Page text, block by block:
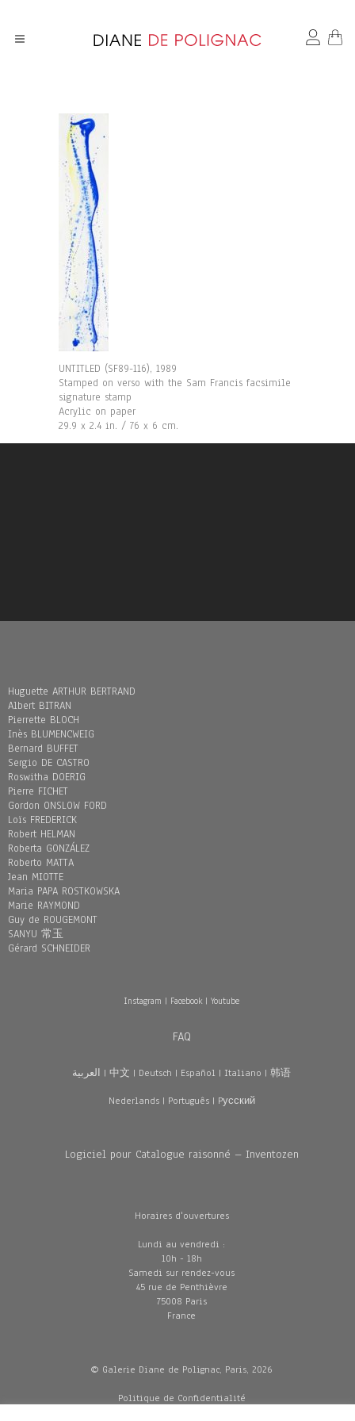
UNTITLED (SF89-116), 1989
Stamped on verso with the Sam Francis facsimile
signature stamp
Acrylic on paper
29.9 x 2.4 in. / 76 x 6 cm.
Huguette ARTHUR BERTRAND
Albert BITRAN
Pierrette BLOCH
Inès BLUMENCWEIG
Bernard BUFFET
Sergio DE CASTRO
Roswitha DOERIG
Pierre FICHET
Gordon ONSLOW FORD
Loïs FREDERICK
Robert HELMAN
Roberta GONZÁLEZ
Roberto MATTA
Jean MIOTTE
Maria PAPA ROSTKOWSKA
Marie RAYMOND
Guy de ROUGEMONT
SANYU 常玉
Gérard SCHNEIDER
Instagram | Facebook| Youtube
FAQ
العربية | 中文 | Deutsch | Español | Italiano | 韩语
Nederlands| Português| Pусский
Logiciel pour Catalogue raisonné – Inventozen
Horaires d'ouvertures
Lundi au vendredi :
10h - 18h
Samedi sur rendez-vous
45 rue de Penthièvre
75008 Paris
France
© Galerie Diane de Polignac, Paris, 2026
Politique de Confidentialité